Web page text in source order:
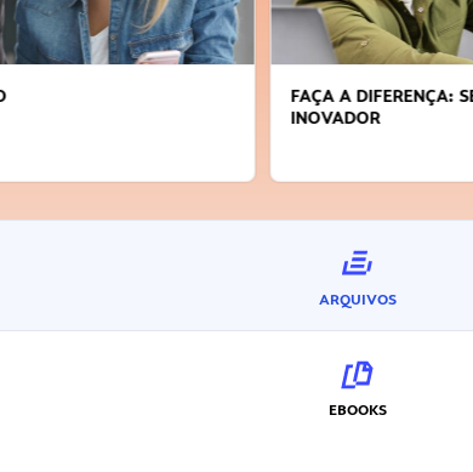
FAÇA A DIFERENÇA: SEJA SUSTENTÁVEL,
ARQUIVOS
EBOOKS